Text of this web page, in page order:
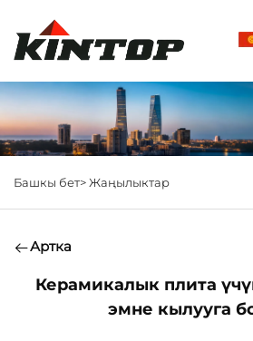
Башкы бет>Жаңылыктар
Артка
Керамикалык плита
эмне кылууга